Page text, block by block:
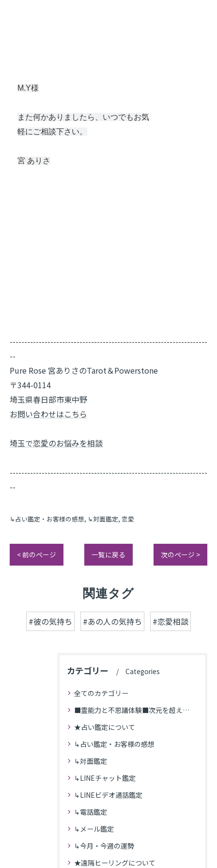
M.Y様
また何かありましたら、いつでもお気
軽にご相談下さい。
宮 ありさ
--------------------------------------------------------------------
--
Pure Rose 宮ありさのTarot＆Powerstone
〒344-0114
埼玉県春日部市東中野
お問い合わせはこちら
埼玉で恋愛のお悩みを相談
--------------------------------------------------------------------
--
↳占い鑑定・お客様の感想 ↳対面鑑定 恋愛
< 前のページ 一覧に戻る 次のページ >
関連タグ
#彼の気持ち #あの人の気持ち #恋愛相談
カテゴリー Categories
全てのカテゴリー
■霊能力と不思議体験■次元を超えた体験
★占い鑑定について
↳占い鑑定・お客様の感想
↳対面鑑定
↳LINEチャット鑑定
↳LINEビデオ通話鑑定
↳電話鑑定
↳メール鑑定
↳今月・今週の運勢
★遠隔ヒーリングについて